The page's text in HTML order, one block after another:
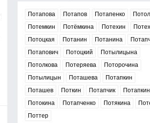
Потапова Потапов Потапенко
Потемкин
Потёмкина Потехин
Потоцкая
Потанин Потанина
Потапович
Потоцкий
Потылицына
Потолкова
Потеряева
Поторочина
Потылицын
Поташева
Потапкин
Поташев
Поткин Потапчик
Потокина
Потапченко Потякина
Поттер